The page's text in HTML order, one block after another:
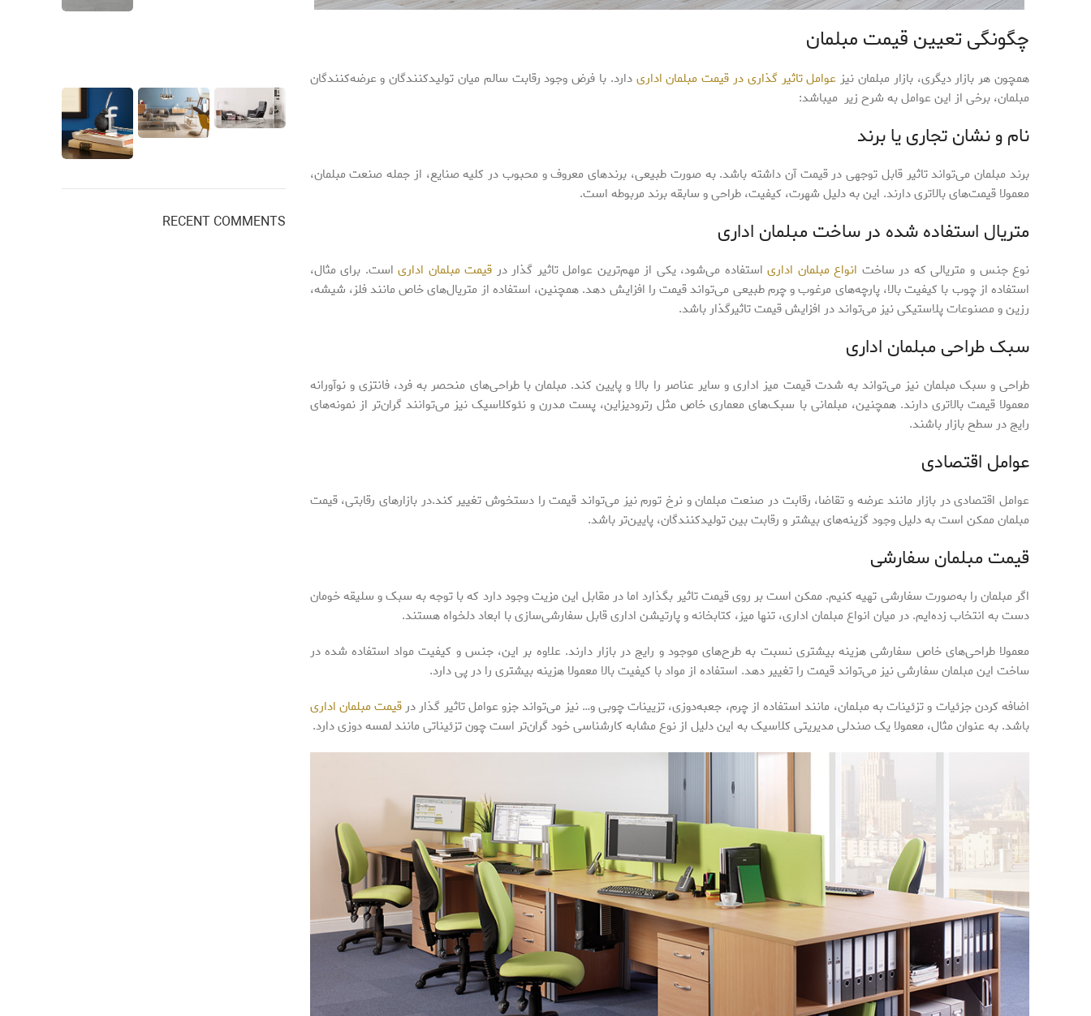
چگونگی تعیین قیمت مبلمان
همچون هر بازار دیگری، بازار مبلمان نیز عوامل تاثیر گذاری در قیمت مبلمان اداری دارد. با فرض وجود رقابت سالم میان تولیدکنندگان و عرضه‌کنندگان
مبلمان، برخی از این عوامل به شرح زیر میباشد:
نام و نشان تجاری یا برند
برند مبلمان می‌تواند تاثیر قابل توجهی در قیمت آن داشته باشد. به صورت طبیعی، برندهای معروف و محبوب در کلیه صنایع، از جمله صنعت مبلمان،
معمولا قیمت‌های بالاتری دارند. این به دلیل شهرت، کیفیت، طراحی و سابقه برند مربوطه است.
متریال استفاده شده در ساخت مبلمان اداری
نوع جنس و متریالی که در ساخت انواع مبلمان اداریاستفاده می‌شود، یکی از مهم‌ترین عوامل تاثیر گذار در قیمت مبلمان اداریاست. برای مثال،
استفاده از چوب با کیفیت بالا، پارچه‌های مرغوب و چرم طبیعی می‌تواند قیمت را افزایش دهد. همچنین، استفاده از متریال‌های خاص مانند فلز، شیشه،
رزین و مصنوعات پلاستیکی نیز می‌تواند در افزایش قیمت تاثیرگذار باشد.
سبک طراحی مبلمان اداری
طراحی و سبک مبلمان نیز می‌تواند به شدت قیمت میز اداری و سایر عناصر را بالا و پایین کند. مبلمان‌ با طراحی‌های منحصر به فرد، فانتزی و نوآورانه
معمولا قیمت بالاتری دارند. همچنین، مبلمانی با سبک‌های معماری خاص مثل رترودیزاین، پست مدرن و نئوکلاسیک نیز می‌توانند گران‌تر از نمونه‌های
رایج در سطح بازار باشند.
عوامل اقتصادی
عوامل اقتصادی در بازار مانند عرضه و تقاضا، رقابت در صنعت مبلمان و نرخ تورم نیز می‌تواند قیمت را دستخوش تغییر کند.در بازارهای رقابتی، قیمت
مبلمان ممکن است به دلیل وجود گزینه‌های بیشتر و رقابت بین تولیدکنندگان، پایین‌تر باشد.
قیمت مبلمان سفارشی
اگر مبلمان را به‌صورت سفارشی تهیه کنیم. ممکن است بر روی قیمت تاثیر بگذارد اما در مقابل این مزیت وجود دارد که با توجه به سبک و سلیقه خومان
دست به انتخاب زده‌ایم. در میان انواع مبلمان اداری، تنها میز، کتابخانه و پارتیشن اداری قابل سفارشی‌سازی با ابعاد دلخواه هستند.
معمولا طراحی‌های خاص سفارشی هزینه بیشتری نسبت به طرح‌های موجود و رایج در بازار دارند. علاوه بر این، جنس و کیفیت مواد استفاده شده در
ساخت این مبلمان سفارشی نیز می‌تواند قیمت را تغییر ‌دهد. استفاده از مواد با کیفیت بالا معمولا هزینه بیشتری را در پی دارد.
اضافه کردن جزئیات و تزئینات به مبلمان، مانند استفاده از چرم، جعبه‌دوزی، تزیینات چوبی و… نیز می‌تواند جزو عوامل تاثیر گذار درقیمت مبلمان اداری
باشد. به عنوان مثال، معمولا یک صندلی مدیریتی کلاسیک به این دلیل از نوع مشابه کارشناسی خود گران‌تر است چون تزئیناتی مانند لمسه دوزی دارد.
RECENT COMMENTS